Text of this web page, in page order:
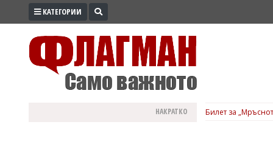
ПРОМО
КАТЕГОРИИ
НАКРАТКО Билет за